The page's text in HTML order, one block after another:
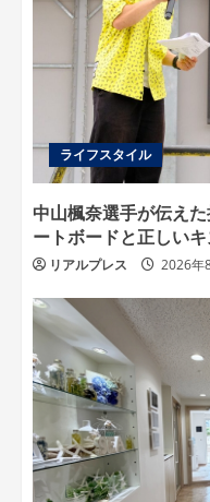
ライフスタイル
中山楓奈選手が伝え
ートボードと正しい
リアルプレス 2026年